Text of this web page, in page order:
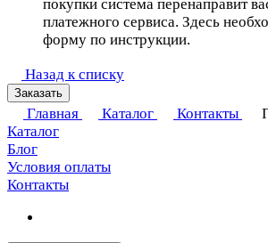
покупки система перенаправит
платежного сервиса. Здесь
форму по инструкции.
Назад к списку
Заказать
Главная Каталог Контакты
Каталог
Блог
Условия оплаты
Контакты